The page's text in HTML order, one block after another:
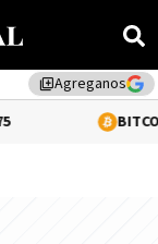
library_addAgreganos
0.86%